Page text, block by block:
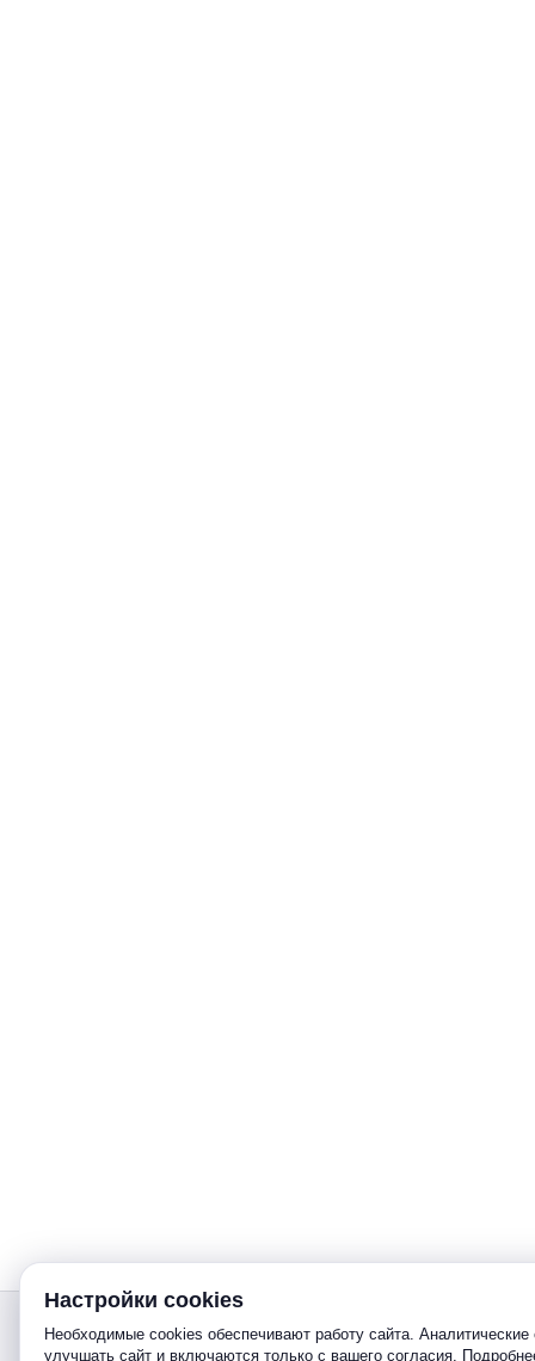
Настройки cookies
Необходимые cookies обеспечивают работу сайта.
улучшать сайт и включаются только с вашего согласия.
Звонок